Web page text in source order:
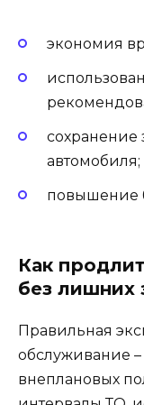
экономия
сохранение
автомобиля;
повышение
Как
без лишних
Правильная
обслуживание
внеплановых